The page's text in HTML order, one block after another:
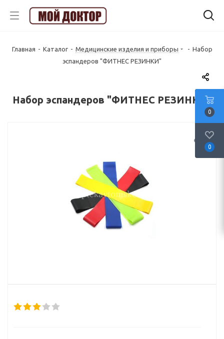
Главная - Каталог - Медицинские изделия и приборы - Набор
эспандеров "ФИТНЕС РЕЗИНКИ"
Набор эспандеров "ФИТНЕС РЕЗИНКИ"
0
0